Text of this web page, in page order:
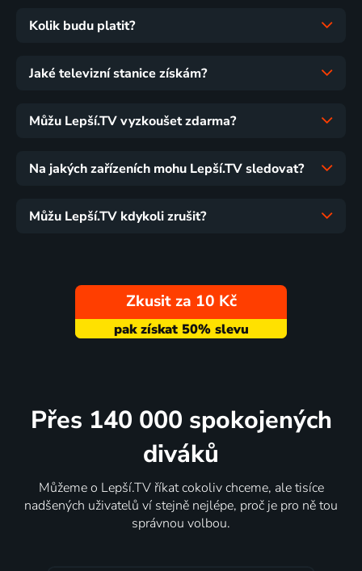
Kolik budu platit?
Jaké televizní stanice získám?
Můžu Lepší.TV vyzkoušet zdarma?
Na jakých zařízeních mohu Lepší.TV sledovat?
Můžu Lepší.TV kdykoli zrušit?
Zkusit za 10 Kč
Přes 140 000 spokojených
diváků
Můžeme o Lepší.TV říkat cokoliv chceme, ale tisíce
nadšených uživatelů ví stejně nejlépe, proč je pro ně tou
správnou volbou.